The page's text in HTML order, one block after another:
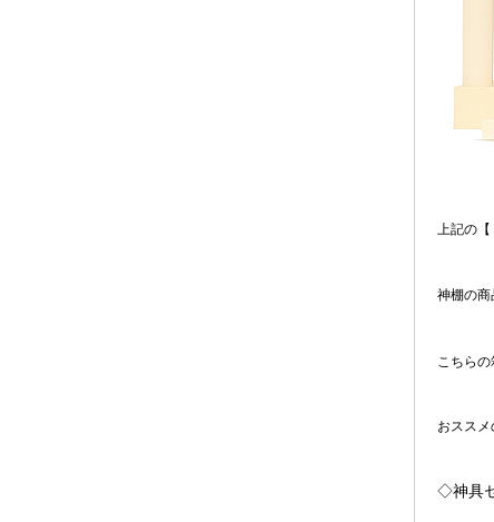
上記の
神棚の商
こちらの
おススメ
◇神具